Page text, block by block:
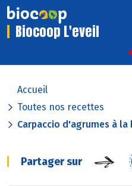
Biocoop L'eveil
Accueil
Toutes nos recettes
Carpaccio d'agrumes à la
Partager sur